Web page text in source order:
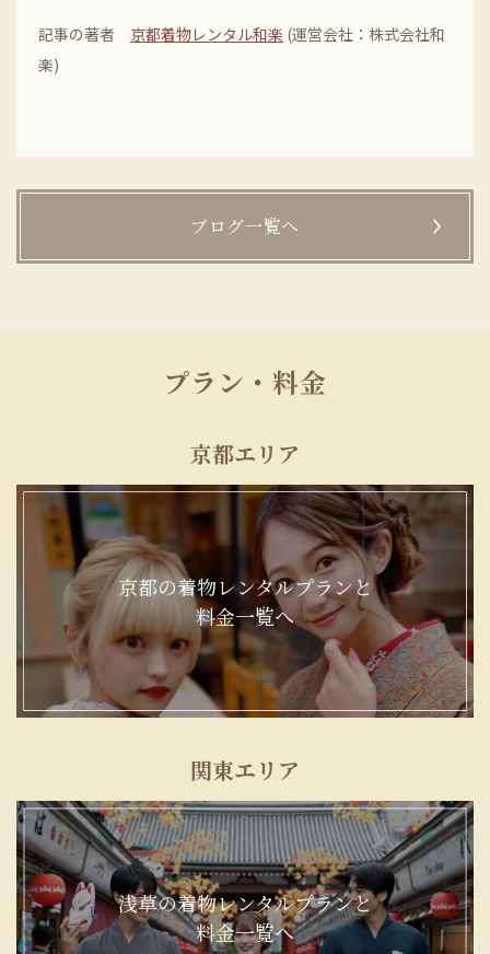
記事の著者 京都着物レンタル和楽 (運営会社：株式会社和
楽)
ブログ一覧へ
プラン・料金
京都エリア
京都の着物レンタルプランと
料金一覧へ
関東エリア
浅草の着物レンタルプランと
料金一覧へ